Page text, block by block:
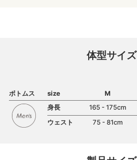
体型サイズ
ボトムス size M
身長
165 - 175cm
ウェスト
75 - 81cm